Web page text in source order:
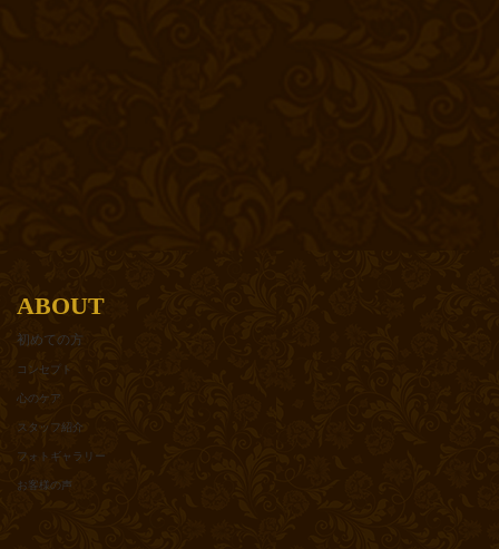
ABOUT
初めての方
コンセプト
心のケア
スタッフ紹介
フォトギャラリー
お客様の声